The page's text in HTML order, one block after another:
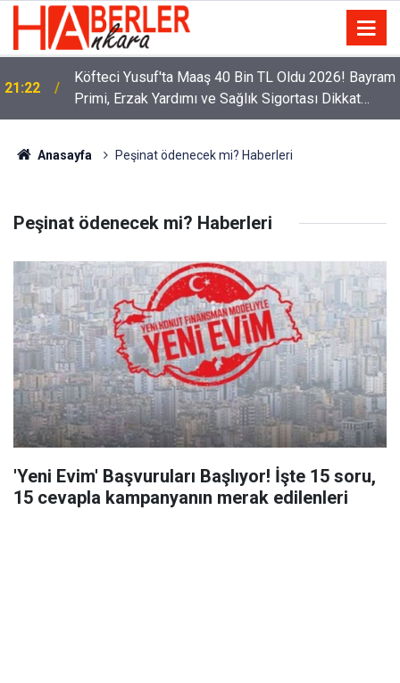
21:22
Köfteci Yusuf'ta Maaş 40 Bin TL Oldu 2026! Bayram
Primi, Erzak Yardımı ve Sağlık Sigortası Dikkat
Çekti
Anasayfa Peşinat ödenecek mi? Haberleri
Peşinat ödenecek mi? Haberleri
'Yeni Evim' Başvuruları Başlıyor! İşte 15 soru,
15 cevapla kampanyanın merak edilenleri